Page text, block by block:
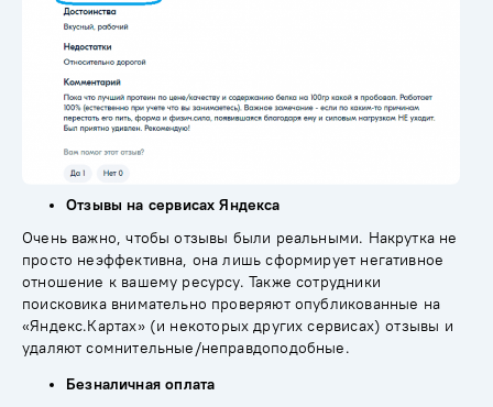
Отзывы на сервисах Яндекса
Очень важно, чтобы отзывы были реальными. Накрутка не
просто неэффективна, она лишь сформирует негативное
отношение к вашему ресурсу. Также сотрудники
поисковика внимательно проверяют опубликованные на
«Яндекс.Картах» (и некоторых других сервисах) отзывы и
удаляют сомнительные/неправдоподобные.
Безналичная оплата